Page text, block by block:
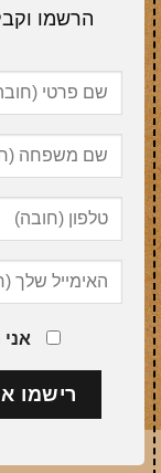
הרשמו